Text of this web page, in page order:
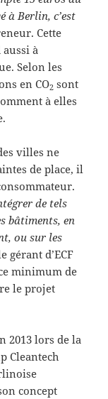
à Berlin, c’est
Cette
à
Selon les
en CO2 sont
à elles
villes ne
de place, il
de tels
bâtiments, en
ou sur les
gérant d’ECF
minimum de
le projet
2013 lors de la
Cleantech
concept